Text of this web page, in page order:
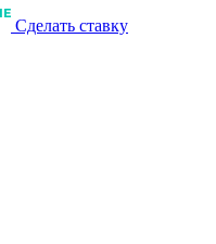
Сделать ставку